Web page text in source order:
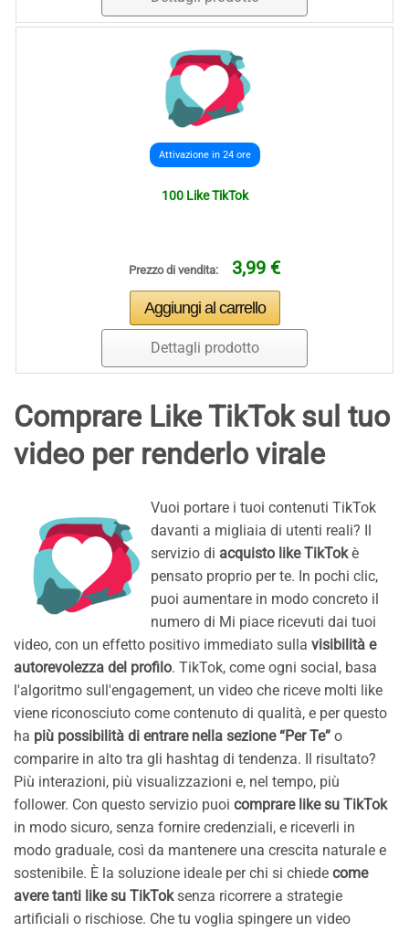
Attivazione in 24 ore
100 Like TikTok
Prezzo di vendita: 3,99 €
Dettagli prodotto
Comprare Like TikTok sul tuo
video per renderlo virale
Vuoi portare i tuoi contenuti TikTok
davanti a migliaia di utenti reali? Il
servizio di acquisto like TikTokè
pensato proprio per te. In pochi clic,
puoi aumentare in modo concreto il
numero di Mi piace ricevuti dai tuoi
video, con un effetto positivo immediato sulla visibilità e
autorevolezza del profilo. TikTok, come ogni social, basa
l'algoritmo sull'engagement, un video che riceve molti like
viene riconosciuto come contenuto di qualità, e per questo
ha più possibilità di entrare nella sezione “Per Te” o
comparire in alto tra gli hashtag di tendenza. Il risultato?
Più interazioni, più visualizzazioni e, nel tempo, più
follower. Con questo servizio puoi comprare like su TikTok
in modo sicuro, senza fornire credenziali, e riceverli in
modo graduale, così da mantenere una crescita naturale e
sostenibile. È la soluzione ideale per chi si chiede come
avere tanti like su TikToksenza ricorrere a strategie
artificiali o rischiose. Che tu voglia spingere un video